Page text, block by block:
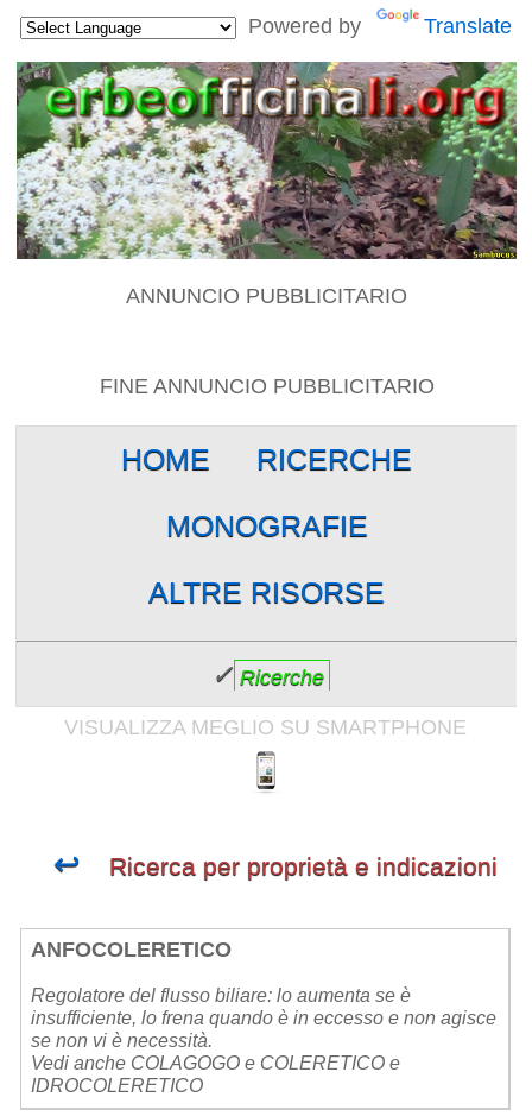
Powered by Translate
ANNUNCIO PUBBLICITARIO
FINE ANNUNCIO PUBBLICITARIO
HOME RICERCHE
MONOGRAFIE
ALTRE RISORSE
✓ Ricerche
VISUALIZZA MEGLIO SU SMARTPHONE
↩ Ricerca per proprietà e indicazioni
ANFOCOLERETICO
Regolatore del flusso biliare: lo aumenta se è
insufficiente, lo frena quando è in eccesso e non agisce
se non vi è necessità.
Vedi anche COLAGOGO e COLERETICO e
IDROCOLERETICO